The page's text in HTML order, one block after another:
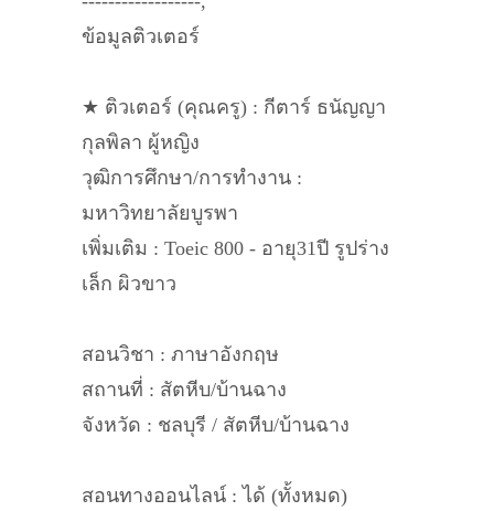
ข้อมูลติวเตอร์
★ ติวเตอร์ (คุณครู) : กีตาร์ ธนัญญา
กุลพิลา ผู้หญิง
วุฒิการศึกษา/การทำงาน :
มหาวิทยาลัยบูรพา
เพิ่มเติม : Toeic 800 - อายุ31ปี รูปร่าง
เล็ก ผิวขาว
สอนวิชา : ภาษาอังกฤษ
สถานที่ : สัตหีบ/บ้านฉาง
จังหวัด : ชลบุรี / สัตหีบ/บ้านฉาง
สอนทางออนไลน์ : ได้ (ทั้งหมด)